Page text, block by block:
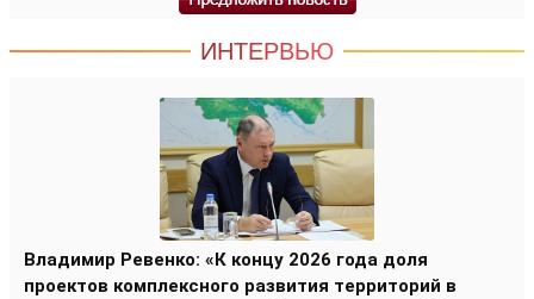
ИНТЕРВЬЮ
Владимир Ревенко: «К концу 2026 года доля
проектов комплексного развития территорий в